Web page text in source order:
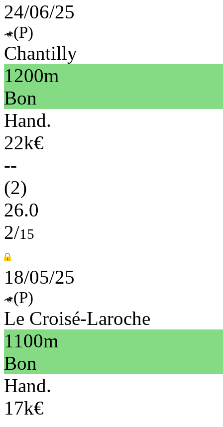
24/06/25
(P)
Chantilly
1200m
Bon
Hand.
22k€
--
(2)
26.0
2/15
18/05/25
(P)
Le Croisé-Laroche
1100m
Bon
Hand.
17k€